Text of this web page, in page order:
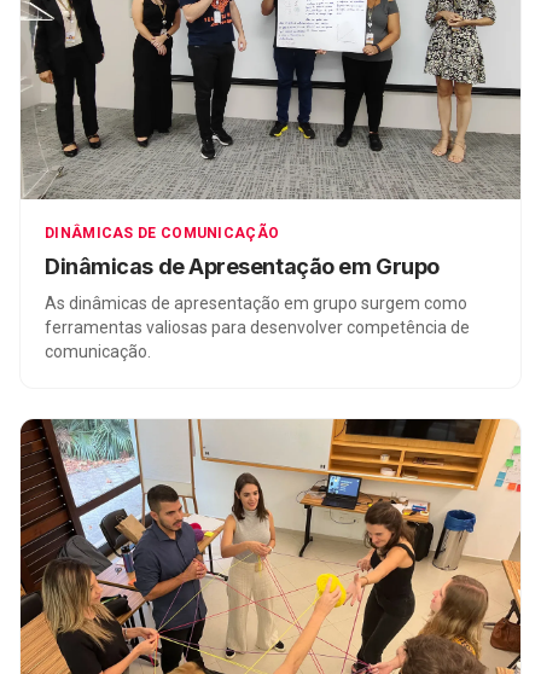
DINÂMICAS DE COMUNICAÇÃO
Dinâmicas de Apresentação em Grupo
As dinâmicas de apresentação em grupo surgem como
ferramentas valiosas para desenvolver competência de
comunicação.